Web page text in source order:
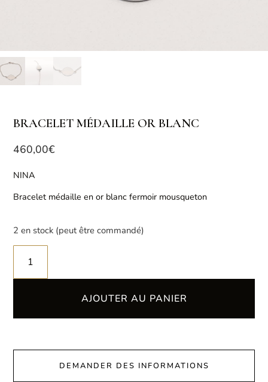
BRACELET MÉDAILLE OR BLANC
460,00€
NINA
Bracelet médaille en or blanc fermoir mousqueton
2 en stock (peut être commandé)
AJOUTER AU PANIER
DEMANDER DES INFORMATIONS